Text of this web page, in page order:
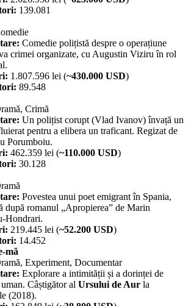
139.081
Comedie polițistă despre o operațiune
crimei organizate, cu Augustin Viziru în rol
1.807.596 lei (~430.000 USD)
89.548
Crimă
Un polițist corupt (Vlad Ivanov) învață un
pentru a elibera un traficant. Regizat de
Porumboiu.
462.359 lei (~110.000 USD)
30.128
Povestea unui poet emigrant în Spania,
după romanul „Apropierea” de Marin
Hondrari.
219.445 lei (~52.200 USD)
14.452
mă
Experiment, Documentar
Explorare a intimității și a dorinței de
Câștigător al Ursului de Aur la
(2018).